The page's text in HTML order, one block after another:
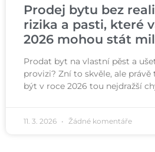
Prodej bytu bez
rizika a pasti, které
2026 mohou stát
Prodat byt na vlastní pěst a
provizi? Zní to skvěle, ale
být v roce 2026 tou nejdražší
11. 3. 2026 Žádné komentáře